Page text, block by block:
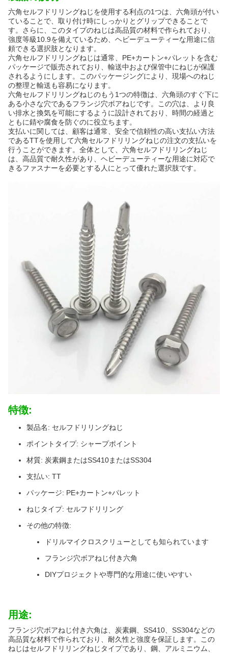
六角セルフドリリングねじを使用する利点の1つは、六角頭が付い
ていることで、取り付け時にしっかりとグリップできることで
す。さらに、このタイプのねじは高品質の材料で作られており、
強度等級10.9を備えているため、ヘビーデューティーな用途に信
頼できる選択肢となります。
六角セルフドリリングねじは通常、PE+カートン+パレットを含む
パッケージで販売されており、輸送中および保管中にねじが保護
されるようにします。このパッケージングにより、現場へのねじ
の整理と輸送も容易になります。
六角セルフドリリングねじのもう1つの特徴は、六角頭のすぐ下に
ある小さな穴であるフランジ穴ボアねじです。この穴は、より良
い排水と換気を可能にするように設計されており、時間の経過と
ともに錆や腐食を防ぐのに役立ちます。
支払いに関しては、顧客は通常、安全で信頼性の高い支払い方法
であるTTを使用して六角セルフドリリングねじの注文の支払いを
行うことができます。全体として、六角セルフドリリングねじ
は、高品質で耐久性があり、ヘビーデューティーな用途に対応で
きるファスナーを必要とする人にとって優れた選択肢です。
特徴:
製品名: セルフドリリングねじ
ポイントタイプ: シャープポイント
材質: 炭素鋼またはSS410またはSS304
支払い: TT
パッケージ: PE+カートン+パレット
ねじタイプ: セルフドリリング
その他の特徴:
ドリルマイクロスクリューとしても知られています
フランジ穴ボアねじ付き六角
DIYプロジェクトや専門的な用途に使いやすい
用途:
フランジ穴ボアねじ付き六角は、炭素鋼、SS410、SS304などの
高品質な材料で作られており、耐久性と強度を保証します。この
ねじはセルフドリリングねじタイプであり、鋼、アルミニウム、